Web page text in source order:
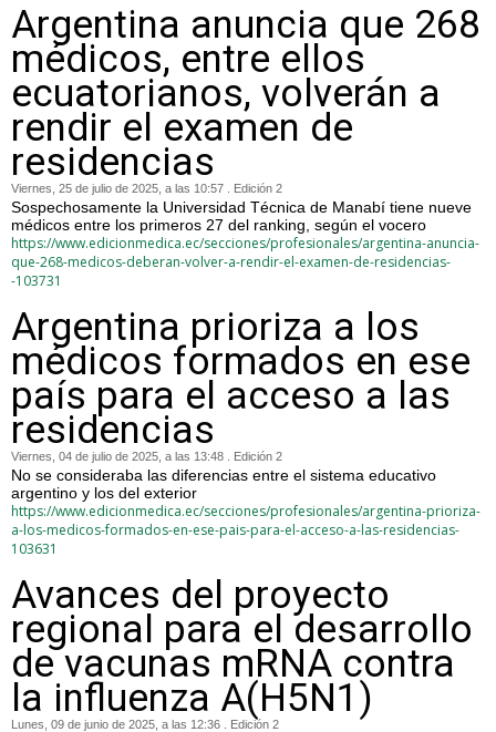
Argentina anuncia que 268
médicos, entre ellos
ecuatorianos, volverán a
rendir el examen de
residencias
Viernes, 25 de julio de 2025, a las 10:57 . Edición 2
Sospechosamente la Universidad Técnica de Manabí tiene nueve
médicos entre los primeros 27 del ranking, según el vocero
https://www.edicionmedica.ec/secciones/profesionales/argentina-anuncia-
que-268-medicos-deberan-volver-a-rendir-el-examen-de-residencias-
-103731
Argentina prioriza a los
médicos formados en ese
país para el acceso a las
residencias
Viernes, 04 de julio de 2025, a las 13:48 . Edición 2
No se consideraba las diferencias entre el sistema educativo
argentino y los del exterior
https://www.edicionmedica.ec/secciones/profesionales/argentina-prioriza-
a-los-medicos-formados-en-ese-pais-para-el-acceso-a-las-residencias-
103631
Avances del proyecto
regional para el desarrollo
de vacunas mRNA contra
la influenza A(H5N1)
Lunes, 09 de junio de 2025, a las 12:36 . Edición 2